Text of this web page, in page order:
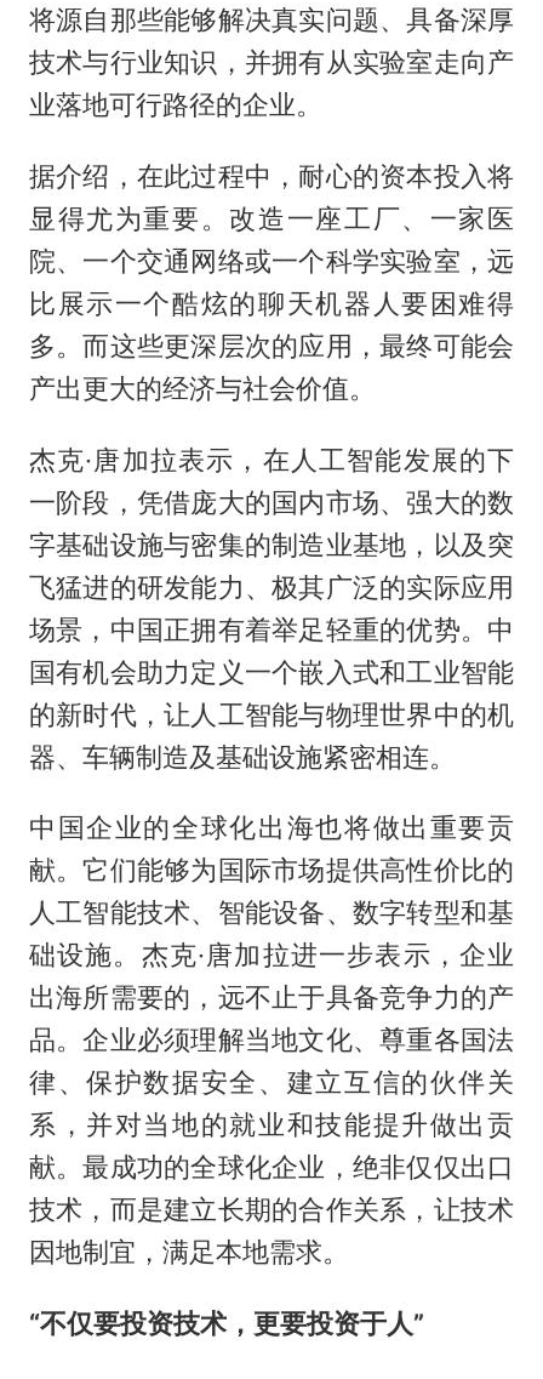
将源自那些能够解决真实问题、具备深厚
技术与行业知识，并拥有从实验室走向产
业落地可行路径的企业。
据介绍，在此过程中，耐心的资本投入将
显得尤为重要。改造一座工厂、一家医
院、一个交通网络或一个科学实验室，远
比展示一个酷炫的聊天机器人要困难得
多。而这些更深层次的应用，最终可能会
产出更大的经济与社会价值。
杰克·唐加拉表示，在人工智能发展的下
一阶段，凭借庞大的国内市场、强大的数
字基础设施与密集的制造业基地，以及突
飞猛进的研发能力、极其广泛的实际应用
场景，中国正拥有着举足轻重的优势。中
国有机会助力定义一个嵌入式和工业智能
的新时代，让人工智能与物理世界中的机
器、车辆制造及基础设施紧密相连。
中国企业的全球化出海也将做出重要贡
献。它们能够为国际市场提供高性价比的
人工智能技术、智能设备、数字转型和基
础设施。杰克·唐加拉进一步表示，企业
出海所需要的，远不止于具备竞争力的产
品。企业必须理解当地文化、尊重各国法
律、保护数据安全、建立互信的伙伴关
系，并对当地的就业和技能提升做出贡
献。最成功的全球化企业，绝非仅仅出口
技术，而是建立长期的合作关系，让技术
因地制宜，满足本地需求。
“不仅要投资技术，更要投资于人”